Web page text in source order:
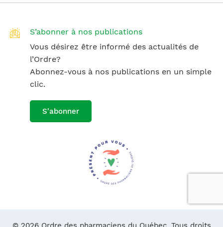
S’abonner à nos publications
Vous désirez être informé des actualités de
l’Ordre?
Abonnez-vous à nos publications en un simple
clic.
S'abonner